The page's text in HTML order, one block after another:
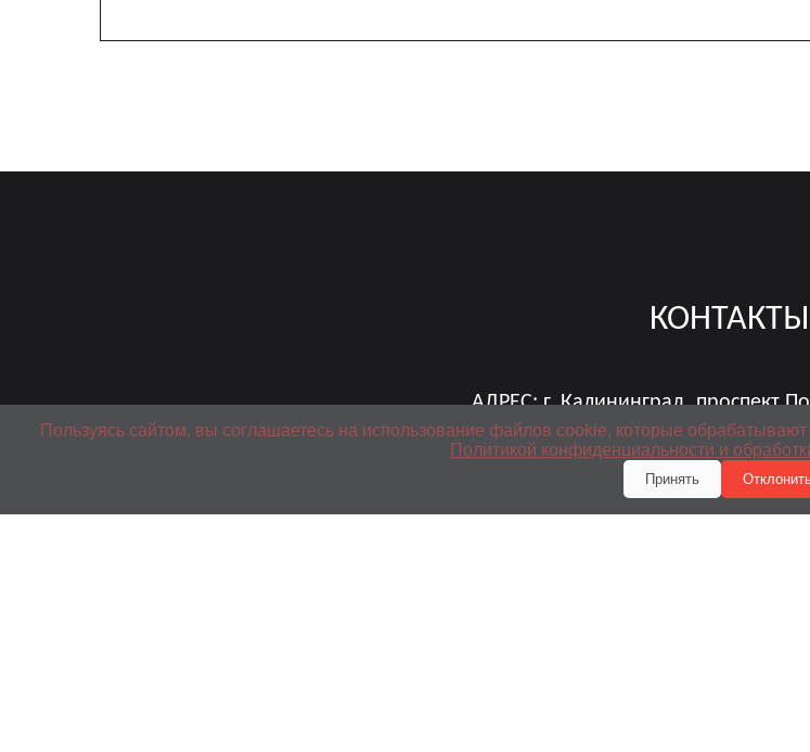
Пользуясь сайтом, вы соглашаетесь на использование файлов cookie, которые
Политикой конфиденциальности и
Принять
КОНТАКТЫ
АДРЕС:г. Калининград, проспект
ООО Мегафорт-
ИНН 3905062016 ОГРН
ТЕЛЕФОН:+7(4012) 97-30-15,+7